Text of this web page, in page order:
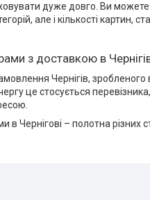
дуже довго. Ви можете
але і кількості картин,
з доставкою в
Чернігів,
це стосується
в Чернігові – полотна різних